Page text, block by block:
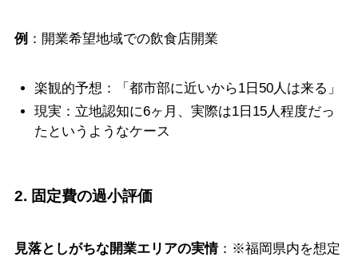
例 ：開業希望地域での飲食店開業
楽観的予想：「都市部に近いから1日50人は来る」
現実：立地認知に6ヶ月、実際は1日15人程度だっ
たというようなケース
2. 固定費の過小評価
見落としがちな開業エリアの実情：※福岡県内を想定